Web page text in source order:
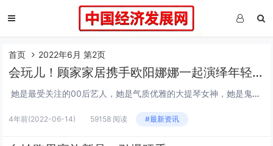
首页 2022年6月 第2页
会玩儿！顾家家居携手欧阳娜娜一起演绎年轻人向往的生活
她是最受关注的00后艺人，她是气质优雅的大提琴女神，她是鬼马精灵的美少女萌探……作为年轻一代的偶像，欧阳娜娜向往的生活是啥样？6月12日，顾家家居正式首发了与品牌大使欧阳娜娜合作拍摄的tvc“向往生活就要娜样”，并以一场新品发布...
4年前(2022-06-14) 59158 阅读 #最新资讯